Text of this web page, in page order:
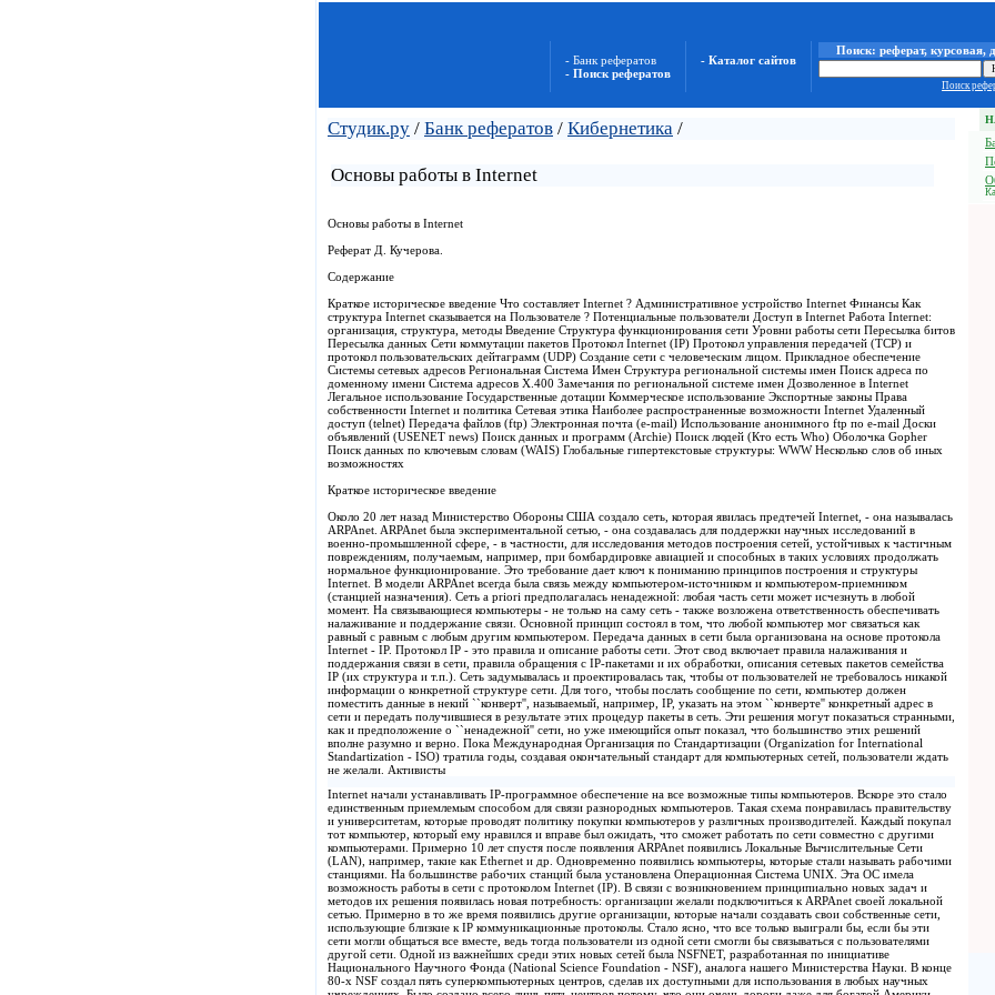
- Банк рефератов
- Поиск рефератов
- Каталог сайтов
Поиск: реферат, курсовая,
Поиск
Студик.ру / Банк рефератов / Кибернетика /
Основы работы в Internet
Основы работы в Internet
Реферат Д. Кучерова.
Содержание
Краткое историческое введение Что составляет Internet ? Административное устройство Internet Финансы Как
структура Internet сказывается на Пользователе ? Потенциальные пользователи Доступ в Internet Работа Internet:
организация, структура, методы Введение Структура функционирования сети Уровни работы сети Пересылка битов
Пересылка данных Сети коммутации пакетов Протокол Internet (IP) Протокол управления передачей (TCP) и
протокол пользовательских дейтаграмм (UDP) Создание сети с человеческим лицом. Прикладное обеспечение
Системы сетевых адресов Региональная Система Имен Структура региональной системы имен Поиск адреса по
доменному имени Система адресов X.400 Замечания по региональной системе имен Дозволенное в Internet
Легальное использование Государственные дотации Коммерческое использование Экспортные законы Права
собственности Internet и политика Сетевая этика Наиболее распространенные возможности Internet Удаленный
доступ (telnet) Передача файлов (ftp) Электронная почта (e-mail) Использование анонимного ftp по e-mail Доски
объявлений (USENET news) Поиск данных и программ (Archie) Поиск людей (Кто есть Who) Oболочка Gopher
Поиск данных по ключевым словам (WAIS) Глобальные гипертекстовые структуры: WWW Несколько слов об иных
возможностях
Краткое историческое введение
Около 20 лет назад Министерство Обороны США создало сеть, которая явилась предтечей Internet, - она называлась
ARPAnet. ARPAnet была экспериментальной сетью, - она создавалась для поддержки научных исследований в
военно-промышленной сфере, - в частности, для исследования методов построения сетей, устойчивых к частичным
повреждениям, получаемым, например, при бомбардировке авиацией и способных в таких условиях продолжать
нормальное функционирование. Это требование дает ключ к пониманию принципов построения и структуры
Internet. В модели ARPAnet всегда была связь между компьютером-источником и компьютером-приемником
(станцией назначения). Сеть a priori предполагалась ненадежной: любая часть сети может исчезнуть в любой
момент. На связывающиеся компьютеры - не только на саму сеть - также возложена ответственность обеспечивать
налаживание и поддержание связи. Основной принцип состоял в том, что любой компьютер мог связаться как
равный с равным с любым другим компьютером. Передача данных в сети была организована на основе протокола
Internet - IP. Протокол IP - это правила и описание работы сети. Этот свод включает правила налаживания и
поддержания связи в сети, правила обращения с IP-пакетами и их обработки, описания сетевых пакетов семейства
IP (их структура и т.п.). Сеть задумывалась и проектировалась так, чтобы от пользователей не требовалось никакой
информации о конкретной структуре сети. Для того, чтобы послать сообщение по сети, компьютер должен
поместить данные в некий ``конверт'', называемый, например, IP, указать на этом ``конверте'' конкретный адрес в
сети и передать получившиеся в результате этих процедур пакеты в сеть. Эти решения могут показаться странными,
как и предположение о ``ненадежной'' сети, но уже имеющийся опыт показал, что большинство этих решений
вполне разумно и верно. Пока Международная Организация по Стандартизации (Organization for International
Standartization - ISO) тратила годы, создавая окончательный стандарт для компьютерных сетей, пользователи ждать
не желали. Активисты
Internet начали устанавливать IP-программное обеспечение на все возможные типы компьютеров. Вскоре это стало
единственным приемлемым способом для связи разнородных компьютеров. Такая схема понравилась правительству
и университетам, которые проводят политику покупки компьютеров у различных производителей. Каждый покупал
тот компьютер, который ему нравился и вправе был ожидать, что сможет работать по сети совместно с другими
компьютерами. Примерно 10 лет спустя после появления ARPAnet появились Локальные Вычислительные Сети
(LAN), например, такие как Ethernet и др. Одновременно появились компьютеры, которые стали называть рабочими
станциями. На большинстве рабочих станций была установлена Операционная Система UNIX. Эта ОС имела
возможность работы в сети с протоколом Internet (IP). В связи с возникновением принципиально новых задач и
методов их решения появилась новая потребность: организации желали подключиться к ARPAnet своей локальной
сетью. Примерно в то же время появились другие организации, которые начали создавать свои собственные сети,
использующие близкие к IP коммуникационные протоколы. Стало ясно, что все только выиграли бы, если бы эти
сети могли общаться все вместе, ведь тогда пользователи из одной сети смогли бы связываться с пользователями
другой сети. Одной из важнейших среди этих новых сетей была NSFNET, разработанная по инициативе
Национального Научного Фонда (National Science Foundation - NSF), аналога нашего Министерства Науки. В конце
80-х NSF создал пять суперкомпьютерных центров, сделав их доступными для использования в любых научных